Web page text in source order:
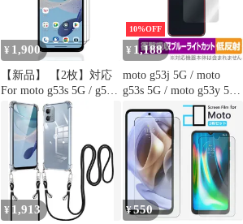
g13 ケース ケース ケー
ス g13 手帳型ケース
g13 G13 ケース
MOTOROLA
¥ 1,900
【新品】 【2枚】対応
For moto g53s 5G / g53j
5G / g53y 5G 用の ガラ
スフィルム 硬度9H 撥
油性 指紋防止 飛散防止
処理 画面保護 フィルム
10%OFF
¥ 1,188
moto g53j 5G / moto
g53s 5G / moto g53y 5G
背面 保護 フィルム
OverLay Absorber 低反
射 モトローラ スマホ
衝撃吸収 反射防止 抗菌
¥ 1,913 ¥550